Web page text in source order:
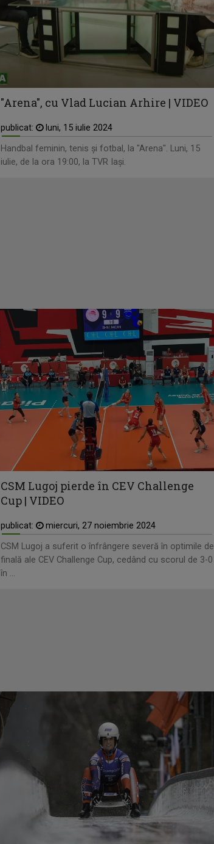
"Arena", cu Vlad Lucian Arhire | VIDEO
publicat:
luni, 15 iulie 2024
Handbal feminin, tenis și fotbal, la "Arena". Luni, 15
iulie, de la ora 19:00, la TVR Iași.
CSM Lugoj pierde în CEV Challenge
Cup | VIDEO
publicat:
miercuri, 27 noiembrie 2024
CSM Lugoj a suferit o înfrângere severă în optimile de
finală ale CEV Challenge Cup, cedând cu scorul de 3-0
în ...